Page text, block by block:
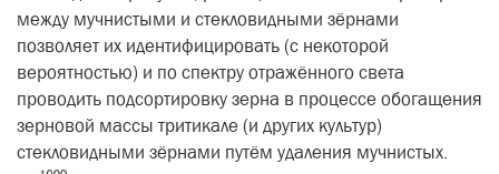
между муч­нистыми и стекловидными зёрнами
позволяет их идентифицировать (с некоторой
вероятностью) и по спек­тру отражённого света
проводить подсортировку зерна в процессе обо­гащения
зерновой массы тритикале (и других культур)
стекловидными зёрнами путём удаления мучни­стых.